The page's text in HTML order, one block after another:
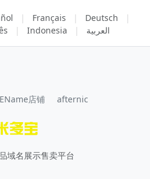
| Français | Deutsch
|
| Indonesia | العربية
店铺 afternic
域名展示售卖平台